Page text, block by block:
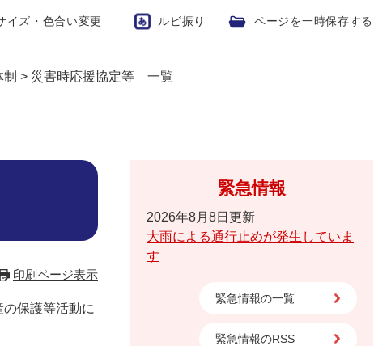
イズ・色合い変更 ルビ振り ページを一時保存する
> 災害時応援協定等 一覧
印刷ページ表示
保護等活動に
緊急情報
2026年8月8日更新
大雨による通行止めが発生していま
す
緊急情報の一覧
緊急情報のRSS